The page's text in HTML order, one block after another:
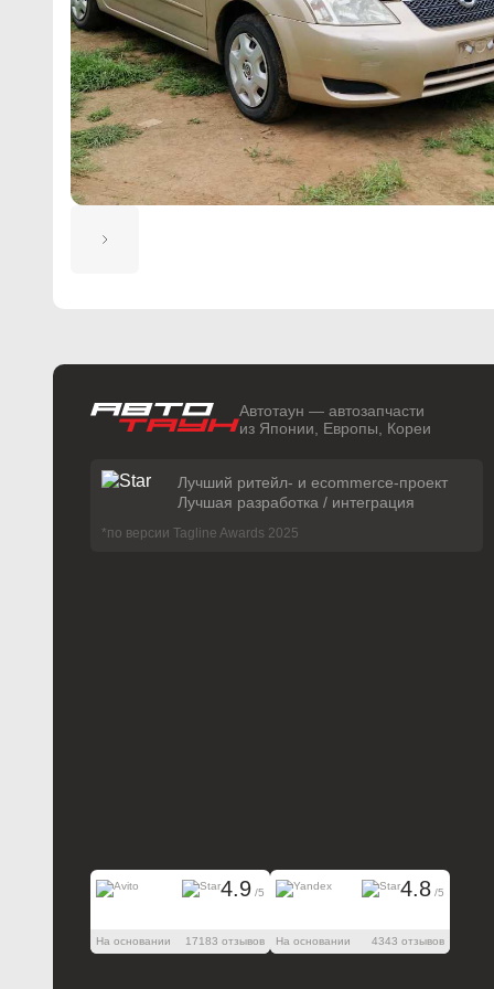
Автотаун — автозапчасти
из Японии, Европы, Кореи
Лучший ритейл- и ecommerce-проект
Лучшая разработка / интеграция
*по версии Tagline Awards 2025
4.9 /5
На основании 17183 отзывов
4.8 /5
На основании 4343 отзывов